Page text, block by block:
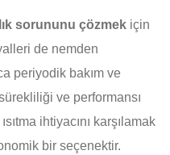
sorununu çözmek için
de nemden
periyodik bakım ve
ve performansı
ihtiyacını karşılamak
bir seçenektir.